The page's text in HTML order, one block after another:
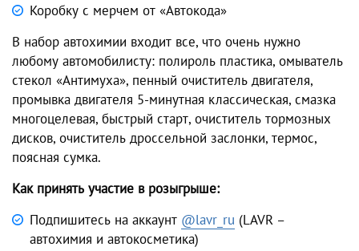
Коробку с мерчем от «Автокода»
В набор автохимии входит все, что очень нужно
любому автомобилисту: полироль пластика, омыватель
стекол «Антимуха», пенный очиститель двигателя,
промывка двигателя 5-минутная классическая, смазка
многоцелевая, быстрый старт, очиститель тормозных
дисков, очиститель дроссельной заслонки, термос,
поясная сумка.
Как принять участие в розыгрыше:
Подпишитесь на аккаунт @lavr_ru (LAVR –
автохимия и автокосметика)